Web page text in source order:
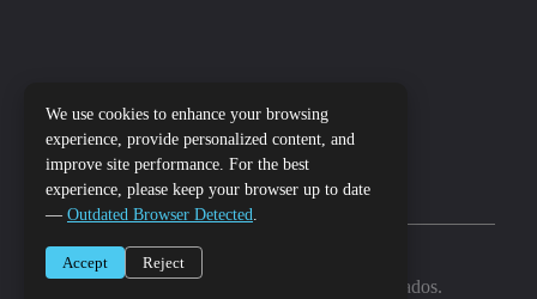
Necesita que lo asesoremos?
CONTÁCTENOS
© 2026 GMF. Todos los derechos reservados.
We use cookies to enhance your browsing
experience, provide personalized content, and
improve site performance. For the best
experience, please keep your browser up to date
— Outdated Browser Detected.
Accept Reject